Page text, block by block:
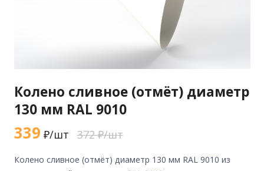
Колено сливное (отмёт) диаметр
130 мм RAL 9010
339 ₽/шт 372 ₽/шт
колено сливное (отмёт) диаметр 130 мм RAL 9010 из